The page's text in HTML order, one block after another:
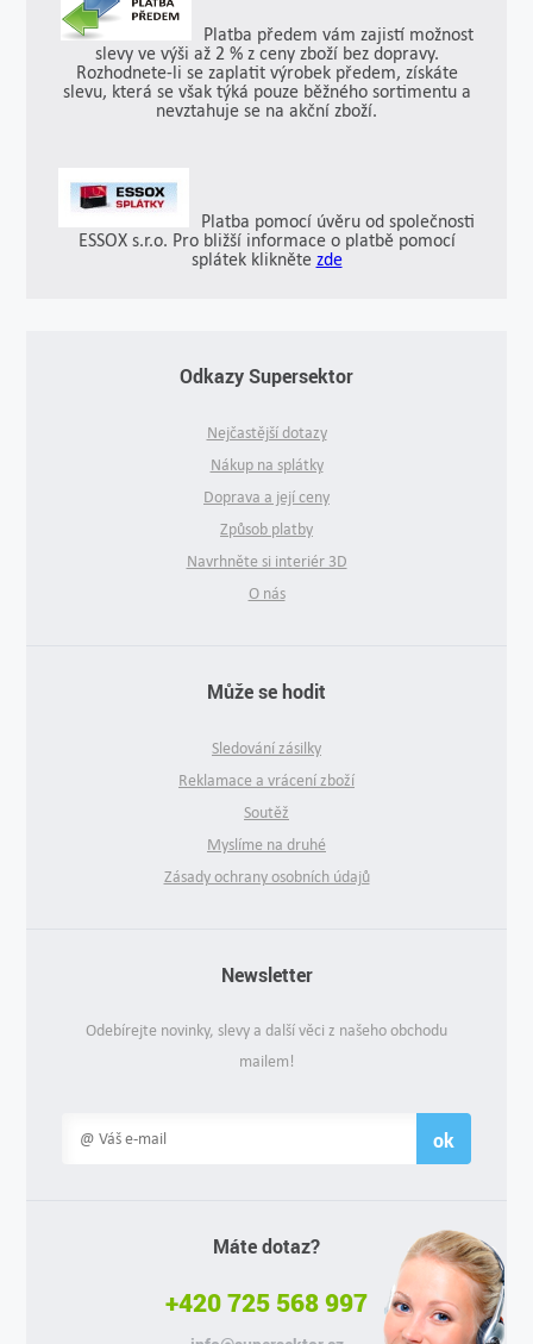
Platba předem vám zajistí možnost
slevy ve výši až 2 % z ceny zboží bez dopravy.
Rozhodnete-li se zaplatit výrobek předem, získáte
slevu, která se však týká pouze běžného sortimentu a
nevztahuje se na akční zboží.
Platba pomocí úvěru od společnosti
ESSOX s.r.o. Pro bližší informace o platbě pomocí
splátek klikněte zde
Odkazy Supersektor
Nejčastější dotazy
Nákup na splátky
Doprava a její ceny
Způsob platby
Navrhněte si interiér 3D
O nás
Může se hodit
Sledování zásilky
Reklamace a vrácení zboží
Soutěž
Myslíme na druhé
Zásady ochrany osobních údajů
Newsletter
Odebírejte novinky, slevy a další věci z našeho obchodu
mailem!
ok
Máte dotaz?
+420 725 568 997